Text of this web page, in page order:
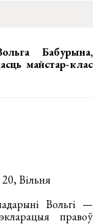
Бабурына,
майстар-клас
Вільня
Вольгі —
правоў